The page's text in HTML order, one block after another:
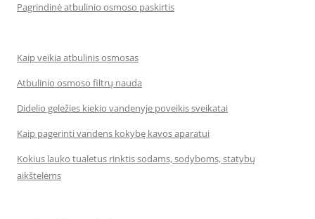
Pagrindinė atbulinio osmoso paskirtis
Kaip veikia atbulinis osmosas
Atbulinio osmoso filtrų nauda
Didelio geležies kiekio vandenyje poveikis sveikatai
Kaip pagerinti vandens kokybę kavos aparatui
Kokius lauko tualetus rinktis sodams, sodyboms, statybų
aikštelėms